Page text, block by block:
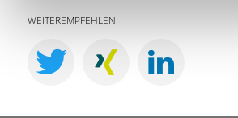
WEITEREMPFEHLEN